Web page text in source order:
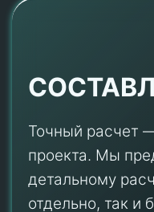
Точный расчет
проекта. Мы
детальному
отдельно, так и